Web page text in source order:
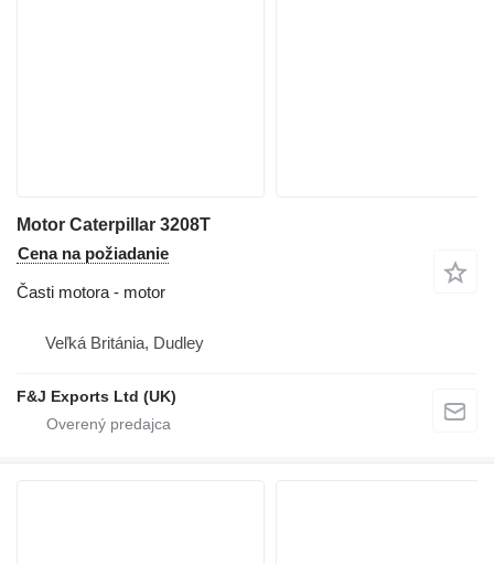
Motor Caterpillar 3208T
Cena na požiadanie
Časti motora - motor
Veľká Británia, Dudley
F&J Exports Ltd (UK)